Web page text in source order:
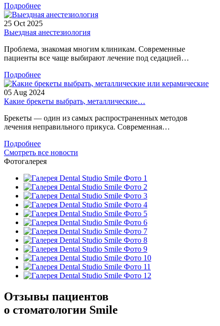
Подробнее
25 Oct 2025
Выездная анестезиология
Проблема, знакомая многим клиникам. Современные
пациенты все чаще выбирают лечение под седацией…
Подробнее
05 Aug 2024
Какие брекеты выбрать, металлические…
Брекеты — один из самых распространенных методов
лечения неправильного прикуса. Современная…
Подробнее
Смотреть все новости
Фотогалерея
Отзывы пациентов
о стоматологии Smile